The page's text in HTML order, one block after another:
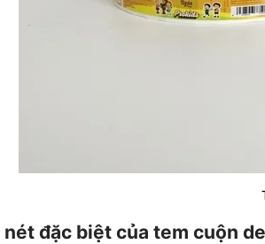
đặc biệt của tem cuộn